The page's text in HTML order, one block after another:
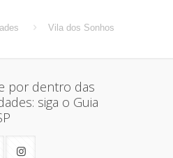
Vila dos Sonhos
por dentro das
siga o Guia